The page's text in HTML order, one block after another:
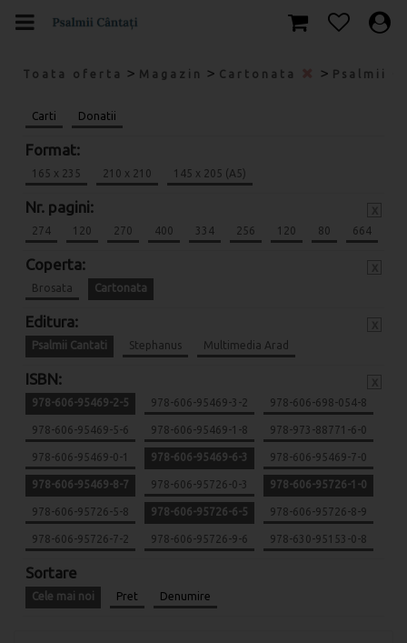
Toata oferta > Magazin > Cartonata > Psalmii
Carti Donatii
Format:
165 x 235 210 x 210 145 x 205 (A5)
Nr. pagini:
274 120 270 400 334 256 120 80 664
Coperta:
Brosata Cartonata
Editura:
Psalmii Cantati Stephanus Multimedia Arad
ISBN:
978-606-95469-2-5 978-606-95469-3-2 978-606-698-054-8
978-606-95469-5-6 978-606-95469-1-8 978-973-88771-6-0
978-606-95469-0-1 978-606-95469-6-3 978-606-95469-7-0
978-606-95469-8-7 978-606-95726-0-3 978-606-95726-1-0
978-606-95726-5-8 978-606-95726-6-5 978-606-95726-8-9
978-606-95726-7-2 978-606-95726-9-6 978-630-95153-0-8
Sortare
Cele mai noi Pret Denumire